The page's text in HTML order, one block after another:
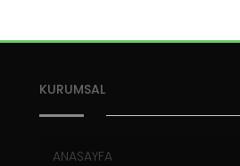
KURUMSAL
ANASAYFA